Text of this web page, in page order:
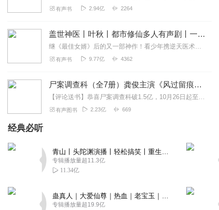
有声书 2.94亿 2264
盖世神医丨叶秋丨都市修仙多人有声剧丨一种侃侃
继《最佳女婿》后的又一部神作！看少年携逆天医术，潜心修行，身处乱世，不忘初心。内容简介任你权势滔天，任你富可敌国，在我面前不要嚣张。我是叶秋，能救你的命，也...
有声书 9.77亿 4362
尸案调查科（全7册）龚俊主演《风过留痕》原著| 骆驼演播 | 法医秦明、人鱼雷米推荐
【评论送书】恭喜尸案调查科破1.5亿，10月26日起至11月10号，在评论区随机抽取3位幸运听众送纸书《尸案调查科》（大结局）▲《尸语者》法医秦明、《罪全书》蜘...
有声图书 2.23亿 669
经典必听
专辑播放量超11.3亿
11.34亿
专辑播放量超19.9亿